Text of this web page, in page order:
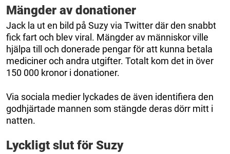
Mängder av donationer
Jack la ut en bild på Suzy via Twitter där den snabbt
fick fart och blev viral. Mängder av människor ville
hjälpa till och donerade pengar för att kunna betala
mediciner och andra utgifter. Totalt kom det in över
150 000 kronor i donationer.
Via sociala medier lyckades de även identifiera den
godhjärtade mannen som stängde deras dörr mitt i
natten.
Lyckligt slut för Suzy